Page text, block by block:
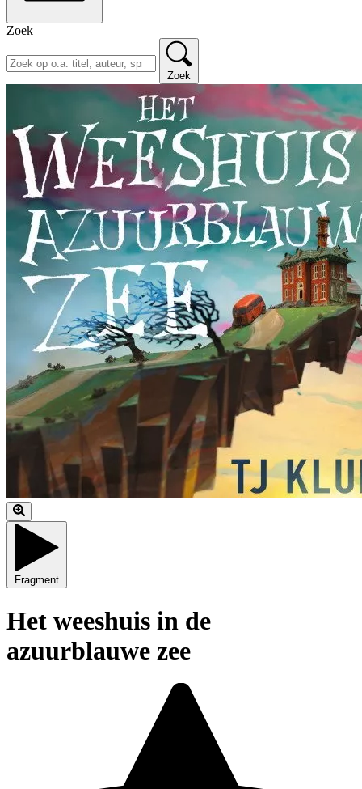
Zoek
Zoek
Fragment
Het weeshuis in de
azuurblauwe zee